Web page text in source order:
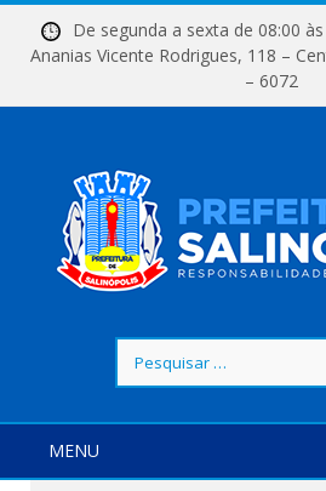
De segunda a sexta de
Ananias Vicente Rodrigues, 118
– 6072
por:
MENU